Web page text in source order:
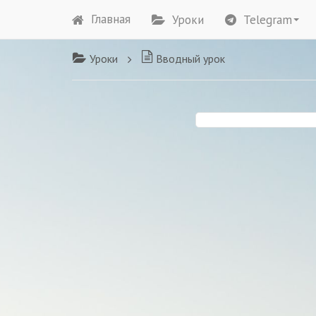
Главная Уроки Telegram
Уроки Вводный урок